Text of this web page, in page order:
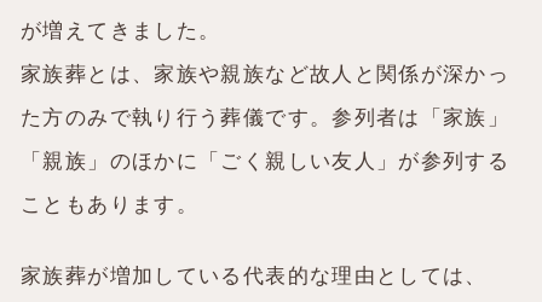
が増えてきました。
家族葬とは、家族や親族など故人と関係が深かっ
た方のみで執り行う葬儀です。参列者は「家族」
「親族」のほかに「ごく親しい友人」が参列する
こともあります。
家族葬が増加している代表的な理由としては、